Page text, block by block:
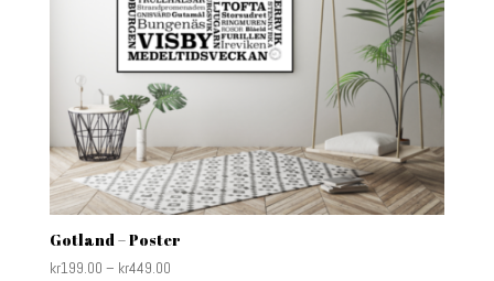
Gotland – Poster
kr199.00 – kr449.00